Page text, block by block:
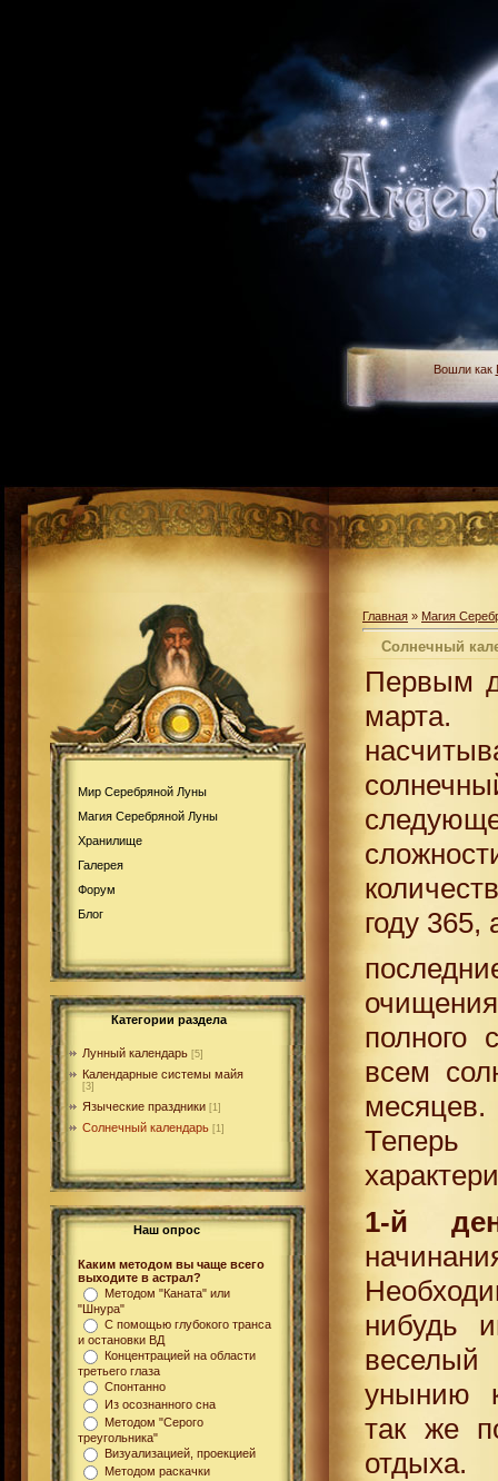
Вошли как
Мир Серебряной Луны
Магия Серебряной Луны
Хранилище
Галерея
Форум
Блог
Категории раздела
Лунный календарь [5]
Календарные системы майя
[3]
Языческие праздники [1]
Солнечный календарь [1]
Наш опрос
Каким методом вы чаще всего
выходите в астрал?
Методом "Каната" или
"Шнура"
С помощью глубокого транса
и остановки ВД
Концентрацией на области
третьего глаза
Спонтанно
Из осознанного сна
Методом "Серого
треугольника"
Визуализацией, проекцией
Методом раскачки
Главная » Магия
Солнечный
Первым
марта.
году
полного
всем
месяцев.
Теперь
1-й
нибудь
веселый
унынию
так же
отдыха.